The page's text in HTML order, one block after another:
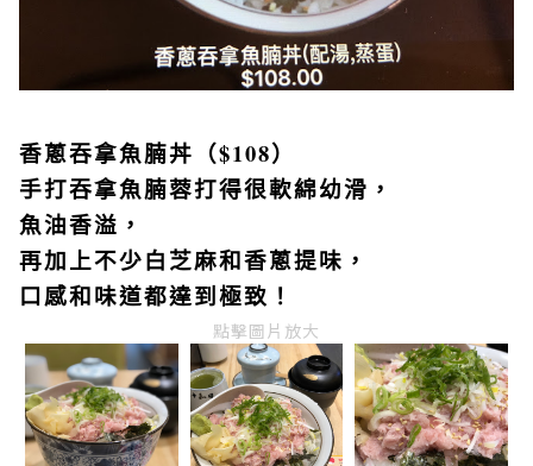
香蔥吞拿魚腩丼（$108）
手打吞拿魚腩蓉打得很軟綿幼滑，
魚油香溢，
再加上不少白芝麻和香蔥提味，
口感和味道都達到極致！
點擊圖片放大